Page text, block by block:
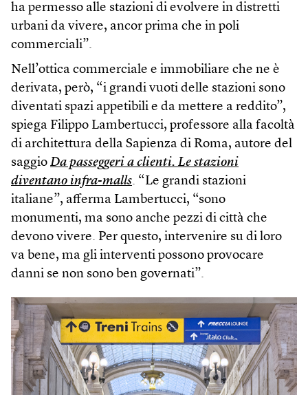
ha permesso alle stazioni di evolvere in distretti
urbani da vivere, ancor prima che in poli
commerciali”.
Nell’ottica commerciale e immobiliare che ne è
derivata, però, “i grandi vuoti delle stazioni sono
diventati spazi appetibili e da mettere a reddito”,
spiega Filippo Lambertucci, professore alla facoltà
di architettura della Sapienza di Roma, autore del
saggio Da passeggeri a clienti. Le stazioni
diventano infra-malls. “Le grandi stazioni
italiane”, afferma Lambertucci, “sono
monumenti, ma sono anche pezzi di città che
devono vivere. Per questo, intervenire su di loro
va bene, ma gli interventi possono provocare
danni se non sono ben governati”.